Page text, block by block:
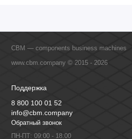
CBM — components business machines
www.cbm.company © 2015 - 2026
Поддержка
8 800 100 01 52
info@cbm.company
Обратный звонок
ПН-ПТ: 09:00 - 18:00